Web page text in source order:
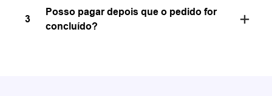
3
Posso pagar depois que o pedido for
concluído?